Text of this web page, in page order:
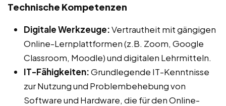
Technische Kompetenzen
Digitale Werkzeuge:Vertrautheit mit gängigen
Online-Lernplattformen (z.B. Zoom, Google
Classroom, Moodle) und digitalen Lehrmitteln.
IT-Fähigkeiten:Grundlegende IT-Kenntnisse
zur Nutzung und Problembehebung von
Software und Hardware, die für den Online-